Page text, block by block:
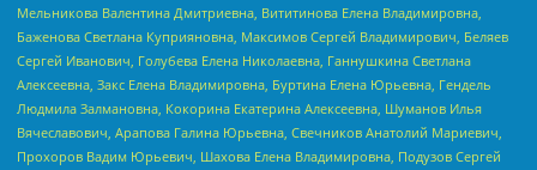
Мельникова Валентина Дмитриевна, Вититинова Елена Владимировна,
Баженова Светлана Куприяновна, Максимов Сергей Владимирович, Беляев
Сергей Иванович, Голубева Елена Николаевна, Ганнушкина Светлана
Алексеевна, Закс Елена Владимировна, Буртина Елена Юрьевна, Гендель
Людмила Залмановна, Кокорина Екатерина Алексеевна, Шуманов Илья
Вячеславович, Арапова Галина Юрьевна, Свечников Анатолий Мариевич,
Прохоров Вадим Юрьевич, Шахова Елена Владимировна, Подузов Сергей